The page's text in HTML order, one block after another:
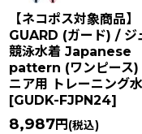
【ネコポス対象商品】
GUARD (ガード) / ジ
競泳水着 Japanese
pattern (ワンピース)
ニア用 トレーニング
[GUDK-FJPN24]
8,987円 (税込)